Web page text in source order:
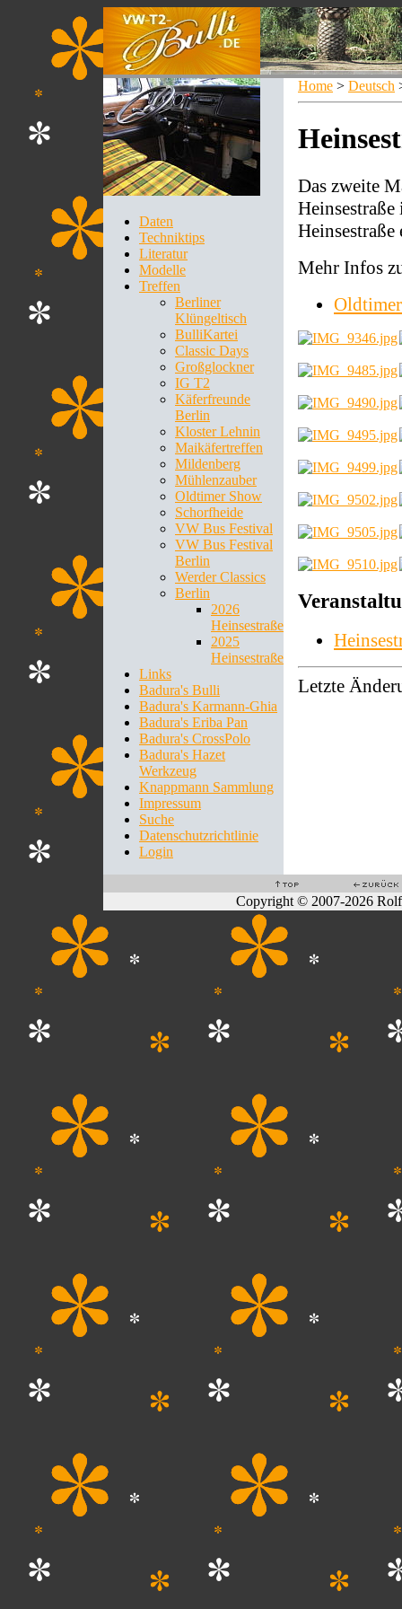
Daten
Techniktips
Literatur
Modelle
Treffen
Berliner
Klüngeltisch
BulliKartei
Classic Days
Großglockner
IG T2
Käferfreunde
Berlin
Kloster Lehnin
Maikäfertreffen
Mildenberg
Mühlenzauber
Oldtimer Show
Schorfheide
VW Bus Festival
VW Bus Festival
Berlin
Werder Classics
Berlin
2026
Heinsestraße
2025
Heinsestraße
Links
Badura's Bulli
Badura's Karmann-Ghia
Badura's Eriba Pan
Badura's CrossPolo
Badura's Hazet
Werkzeug
Knappmann Sammlung
Impressum
Suche
Datenschutzrichtlinie
Login
Home > Deutsch
Das zweite
Mehr Infos
Letzte
Copyright © 2007-2026